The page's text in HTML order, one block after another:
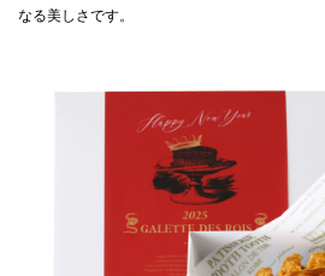
なる美しさです。